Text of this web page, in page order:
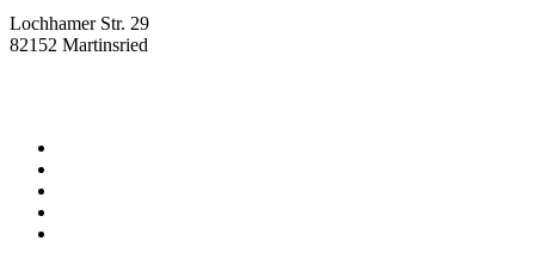
Lochhamer Str. 29
82152 Martinsried